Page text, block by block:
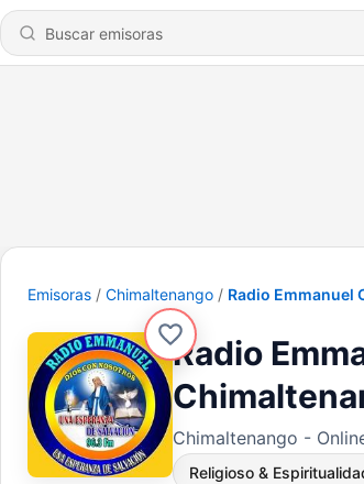
Emisoras Chimaltenango Radio Emmanuel
Radio
Chimaltenango -
Religioso &